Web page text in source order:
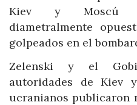
Kiev y Moscú
diametralmente
golpeados en el
Zelenski y el
autoridades de Kiev
ucranianos publicaron